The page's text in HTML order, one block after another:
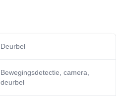
Deurbel
Bewegingsdetectie, camera,
deurbel